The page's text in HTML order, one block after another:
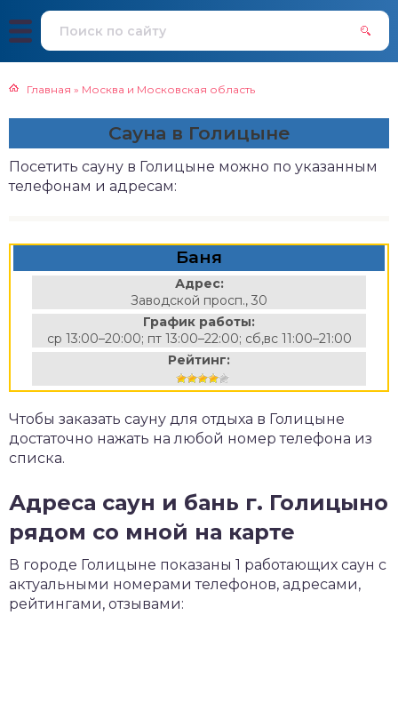
Главная » Москва и Московская область
Сауна в Голицыне
Посетить сауну в Голицыне можно по указанным
телефонам и адресам:
Баня
Адрес:
Заводской просп., 30
График работы:
ср 13:00–20:00; пт 13:00–22:00; сб,вс 11:00–21:00
Рейтинг:
Чтобы заказать сауну для отдыха в Голицыне
достаточно нажать на любой номер телефона из
списка.
Адреса саун и бань г. Голицыно
рядом со мной на карте
В городе Голицыне показаны 1 работающих саун с
актуальными номерами телефонов, адресами,
рейтингами, отзывами: